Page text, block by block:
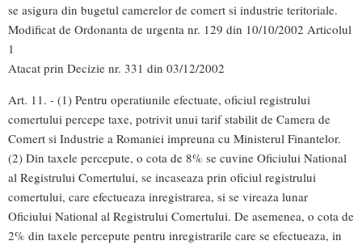
se asigura din bugetul camerelor de comert si industrie teritoriale.
Modificat de Ordonanta de urgenta nr. 129 din 10/10/2002 Articolul
1
Atacat prin Decizie nr. 331 din 03/12/2002
Art. 11. - (1) Pentru operatiunile efectuate, oficiul registrului
comertului percepe taxe, potrivit unui tarif stabilit de Camera de
Comert si Industrie a Romaniei impreuna cu Ministerul Finantelor.
(2) Din taxele percepute, o cota de 8% se cuvine Oficiului National
al Registrului Comertului, se incaseaza prin oficiul registrului
comertului, care efectueaza inregistrarea, si se vireaza lunar
Oficiului National al Registrului Comertului. De asemenea, o cota de
2% din taxele percepute pentru inregistrarile care se efectueaza, in